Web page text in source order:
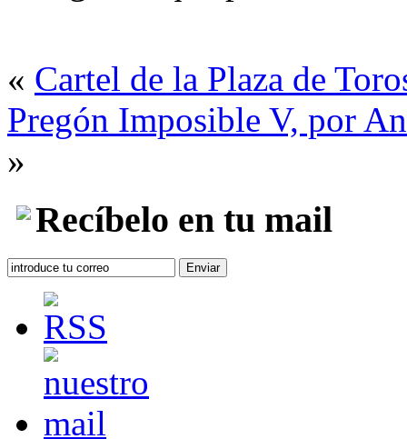
« Cartel de la Plaza de
Pregón Imposible V, por
»
Recíbelo en tu mail